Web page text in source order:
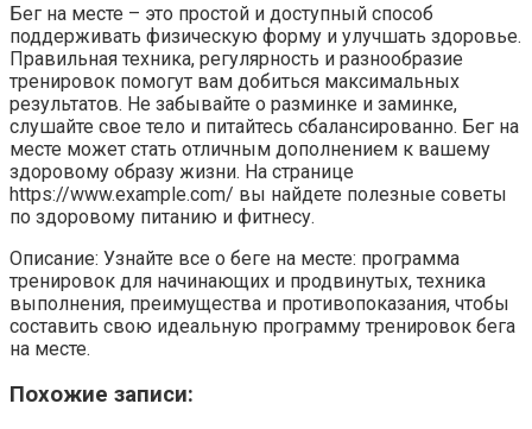
Бег на месте – это простой и доступный способ
поддерживать физическую форму и улучшать здоровье.
Правильная техника, регулярность и разнообразие
тренировок помогут вам добиться максимальных
результатов. Не забывайте о разминке и заминке,
слушайте свое тело и питайтесь сбалансированно. Бег на
месте может стать отличным дополнением к вашему
здоровому образу жизни. На странице
https://www.example.com/ вы найдете полезные советы
по здоровому питанию и фитнесу.
Описание: Узнайте все о беге на месте: программа
тренировок для начинающих и продвинутых, техника
выполнения, преимущества и противопоказания, чтобы
составить свою идеальную программу тренировок бега
на месте.
Похожие записи: